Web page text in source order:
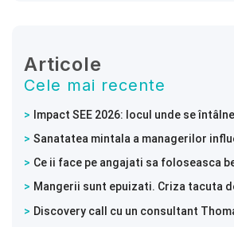
Articole
Cele mai recente
Impact SEE 2026: locul unde se întâlnesc businessul, tehnologia și
Sanatatea mintala a managerilor influenteaza intreaga
Ce ii face pe angajati sa foloseasca beneficiile de sanatate
Mangerii sunt epuizati. Criza tacuta despre care nu
Discovery call cu un consultant Thomas: Pune busola pe directia